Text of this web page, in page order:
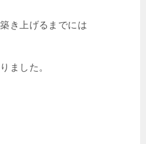
き上げるまでには
ました。